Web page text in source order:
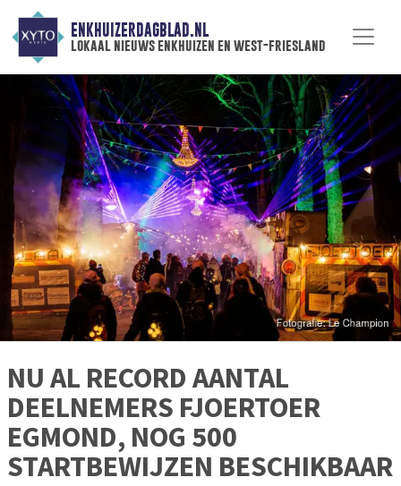
ENKHUIZERDAGBLAD.NL
lokaal nieuws enkhuizen en west-friesland
NU AL RECORD AANTAL
DEELNEMERS FJOERTOER
EGMOND, NOG 500
STARTBEWIJZEN BESCHIKBAAR